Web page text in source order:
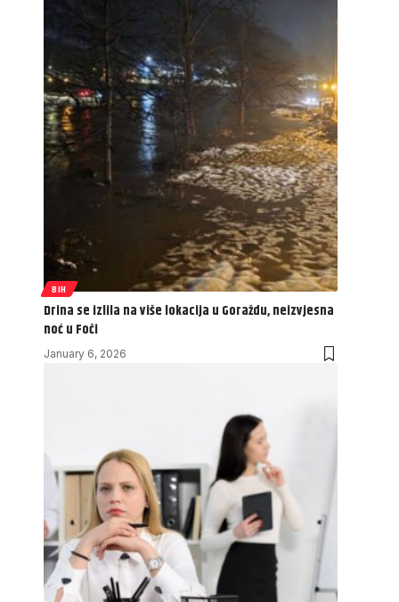
BIH
Drina se izlila na više lokacija u Goraždu, neizvjesna
noć u Foči
January 6, 2026